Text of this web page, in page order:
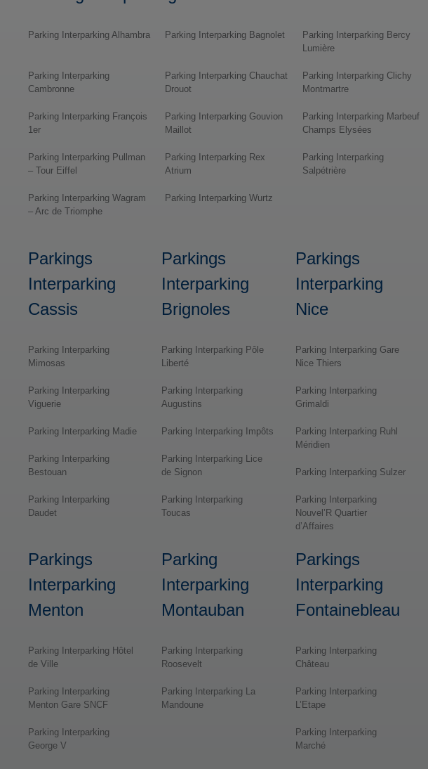
Parking Interparking Alhambra Parking Interparking Bagnolet
Parking Interparking Bercy
Lumière
Parking Interparking
Cambronne
Parking Interparking Chauchat
Drouot
Parking Interparking Clichy
Montmartre
Parking Interparking François
1er
Parking Interparking Gouvion
Maillot
Parking Interparking Marbeuf
Champs Elysées
Parking Interparking Pullman
– Tour Eiffel
Parking Interparking Rex
Atrium
Parking Interparking
Salpétrière
Parking Interparking Wagram
– Arc de Triomphe
Parking Interparking Wurtz
Parkings
Interparking
Cassis
Parking Interparking
Mimosas
Parking Interparking
Viguerie
Parking Interparking Madie
Parking Interparking
Bestouan
Parking Interparking
Daudet
Parkings
Interparking
Brignoles
Parking Interparking Pôle
Liberté
Parking Interparking
Augustins
Parking Interparking Impôts
Parking Interparking Lice
de Signon
Parking Interparking
Toucas
Parkings
Interparking
Nice
Parking Interparking Gare
Nice Thiers
Parking Interparking
Grimaldi
Parking Interparking Ruhl
Méridien
Parking Interparking Sulzer
Parking Interparking
Nouvel’R Quartier
d’Affaires
Parkings
Interparking
Menton
Parking Interparking Hôtel
de Ville
Parking Interparking
Menton Gare SNCF
Parking Interparking
George V
Parking
Interparking
Montauban
Parking Interparking
Roosevelt
Parking Interparking La
Mandoune
Parkings
Interparking
Fontainebleau
Parking Interparking
Château
Parking Interparking
L’Etape
Parking Interparking
Marché